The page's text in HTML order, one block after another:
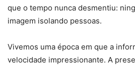
que o tempo nunca desmentiu:
imagem isolando pessoas.
Vivemos uma época em que a
velocidade impressionante. A